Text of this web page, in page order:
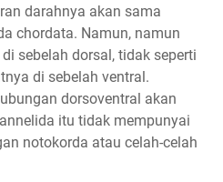
darahnya akan sama
chordata. Namun, namun
sebelah dorsal, tidak seperti
di sebelah ventral.
dorsoventral akan
itu tidak mempunyai
notokorda atau celah-celah